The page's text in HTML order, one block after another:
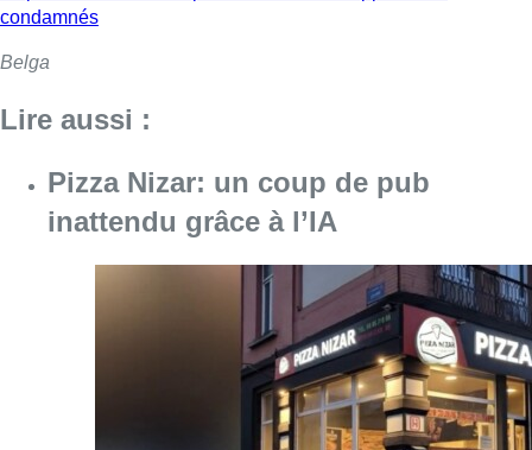
condamnés
Belga
Lire aussi :
Pizza Nizar: un coup de pub
inattendu grâce à l’IA